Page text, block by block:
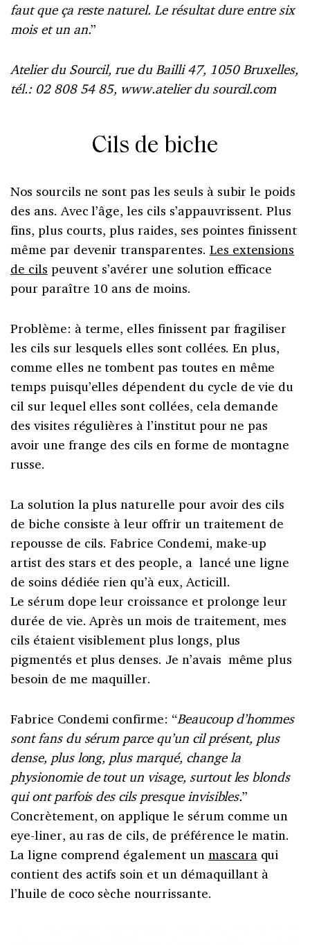
faut que ça reste naturel. Le résultat dure entre six
mois et un an.”
Atelier du Sourcil, rue du Bailli 47, 1050 Bruxelles,
tél.: 02 808 54 85, www.atelier du sourcil.com
Cils de biche
Nos sourcils ne sont pas les seuls à subir le poids
des ans. Avec l’âge, les cils s’appauvrissent. Plus
fins, plus courts, plus raides, ses pointes finissent
même par devenir transparentes. Les extensions
de cils peuvent s’avérer une solution efficace
pour paraître 10 ans de moins.
Problème: à terme, elles finissent par fragiliser
les cils sur lesquels elles sont collées. En plus,
comme elles ne tombent pas toutes en même
temps puisqu’elles dépendent du cycle de vie du
cil sur lequel elles sont collées, cela demande
des visites régulières à l’institut pour ne pas
avoir une frange des cils en forme de montagne
russe.
La solution la plus naturelle pour avoir des cils
de biche consiste à leur offrir un traitement de
repousse de cils. Fabrice Condemi, make-up
artist des stars et des people, a lancé une ligne
de soins dédiée rien qu’à eux, Acticill.
Le sérum dope leur croissance et prolonge leur
durée de vie. Après un mois de traitement, mes
cils étaient visiblement plus longs, plus
pigmentés et plus denses. Je n’avais même plus
besoin de me maquiller.
Fabrice Condemi confirme: “Beaucoup d’hommes
sont fans du sérum parce qu’un cil présent, plus
dense, plus long, plus marqué, change la
physionomie de tout un visage, surtout les blonds
qui ont parfois des cils presque invisibles.”
Concrètement, on applique le sérum comme un
eye-liner, au ras de cils, de préférence le matin.
La ligne comprend également un mascara qui
contient des actifs soin et un démaquillant à
l’huile de coco sèche nourrissante.